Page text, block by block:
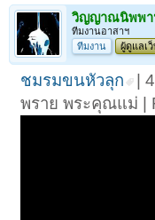
วิญญาณนิพพ
ทีมงานอาสาฯ
ทีมงาน
ผู้ดูแลเ
ชมรมขนหัวลุก
|
พราย พระคุณแม่ |